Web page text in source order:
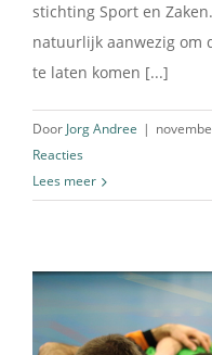
stichting Sport en
natuurlijk aanwezig om
te laten komen [...]
Door Jorg Andree |
Reacties
Lees meer